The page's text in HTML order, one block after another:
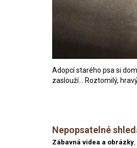
Adopcí starého psa si
zaslouží… Roztomilý,
Nepopsatelné
Zábavná videa a obrázky,